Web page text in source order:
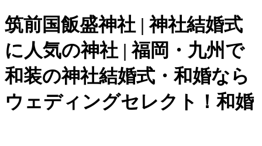
筑前国飯盛神社 | 神社結婚式
に人気の神社 | 福岡・九州で
和装の神社結婚式・和婚なら
ウェディングセレクト！和婚